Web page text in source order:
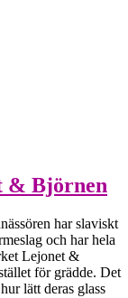
& Björnen
har slaviskt
och har hela
Lejonet &
för grädde. Det
lätt deras glass